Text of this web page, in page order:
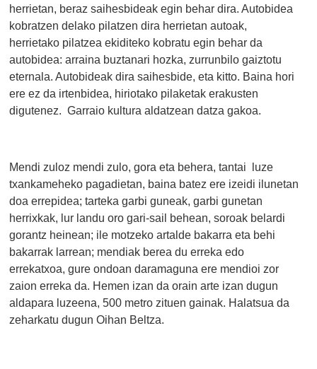
herrietan, beraz saihesbideak egin behar dira. Autobidea
kobratzen delako pilatzen dira herrietan autoak,
herrietako pilatzea ekiditeko kobratu egin behar da
autobidea: arraina buztanari hozka, zurrunbilo gaiztotu
eternala. Autobideak dira saihesbide, eta kitto. Baina hori
ere ez da irtenbidea, hiriotako pilaketak erakusten
digutenez. Garraio kultura aldatzean datza gakoa.
Mendi zuloz mendi zulo, gora eta behera, tantai luze
txankameheko pagadietan, baina batez ere izeidi ilunetan
doa errepidea; tarteka garbi guneak, garbi gunetan
herrixkak, lur landu oro gari-sail behean, soroak belardi
gorantz heinean; ile motzeko artalde bakarra eta behi
bakarrak larrean; mendiak berea du erreka edo
errekatxoa, gure ondoan daramaguna ere mendioi zor
zaion erreka da. Hemen izan da orain arte izan dugun
aldapara luzeena, 500 metro zituen gainak. Halatsua da
zeharkatu dugun Oihan Beltza.